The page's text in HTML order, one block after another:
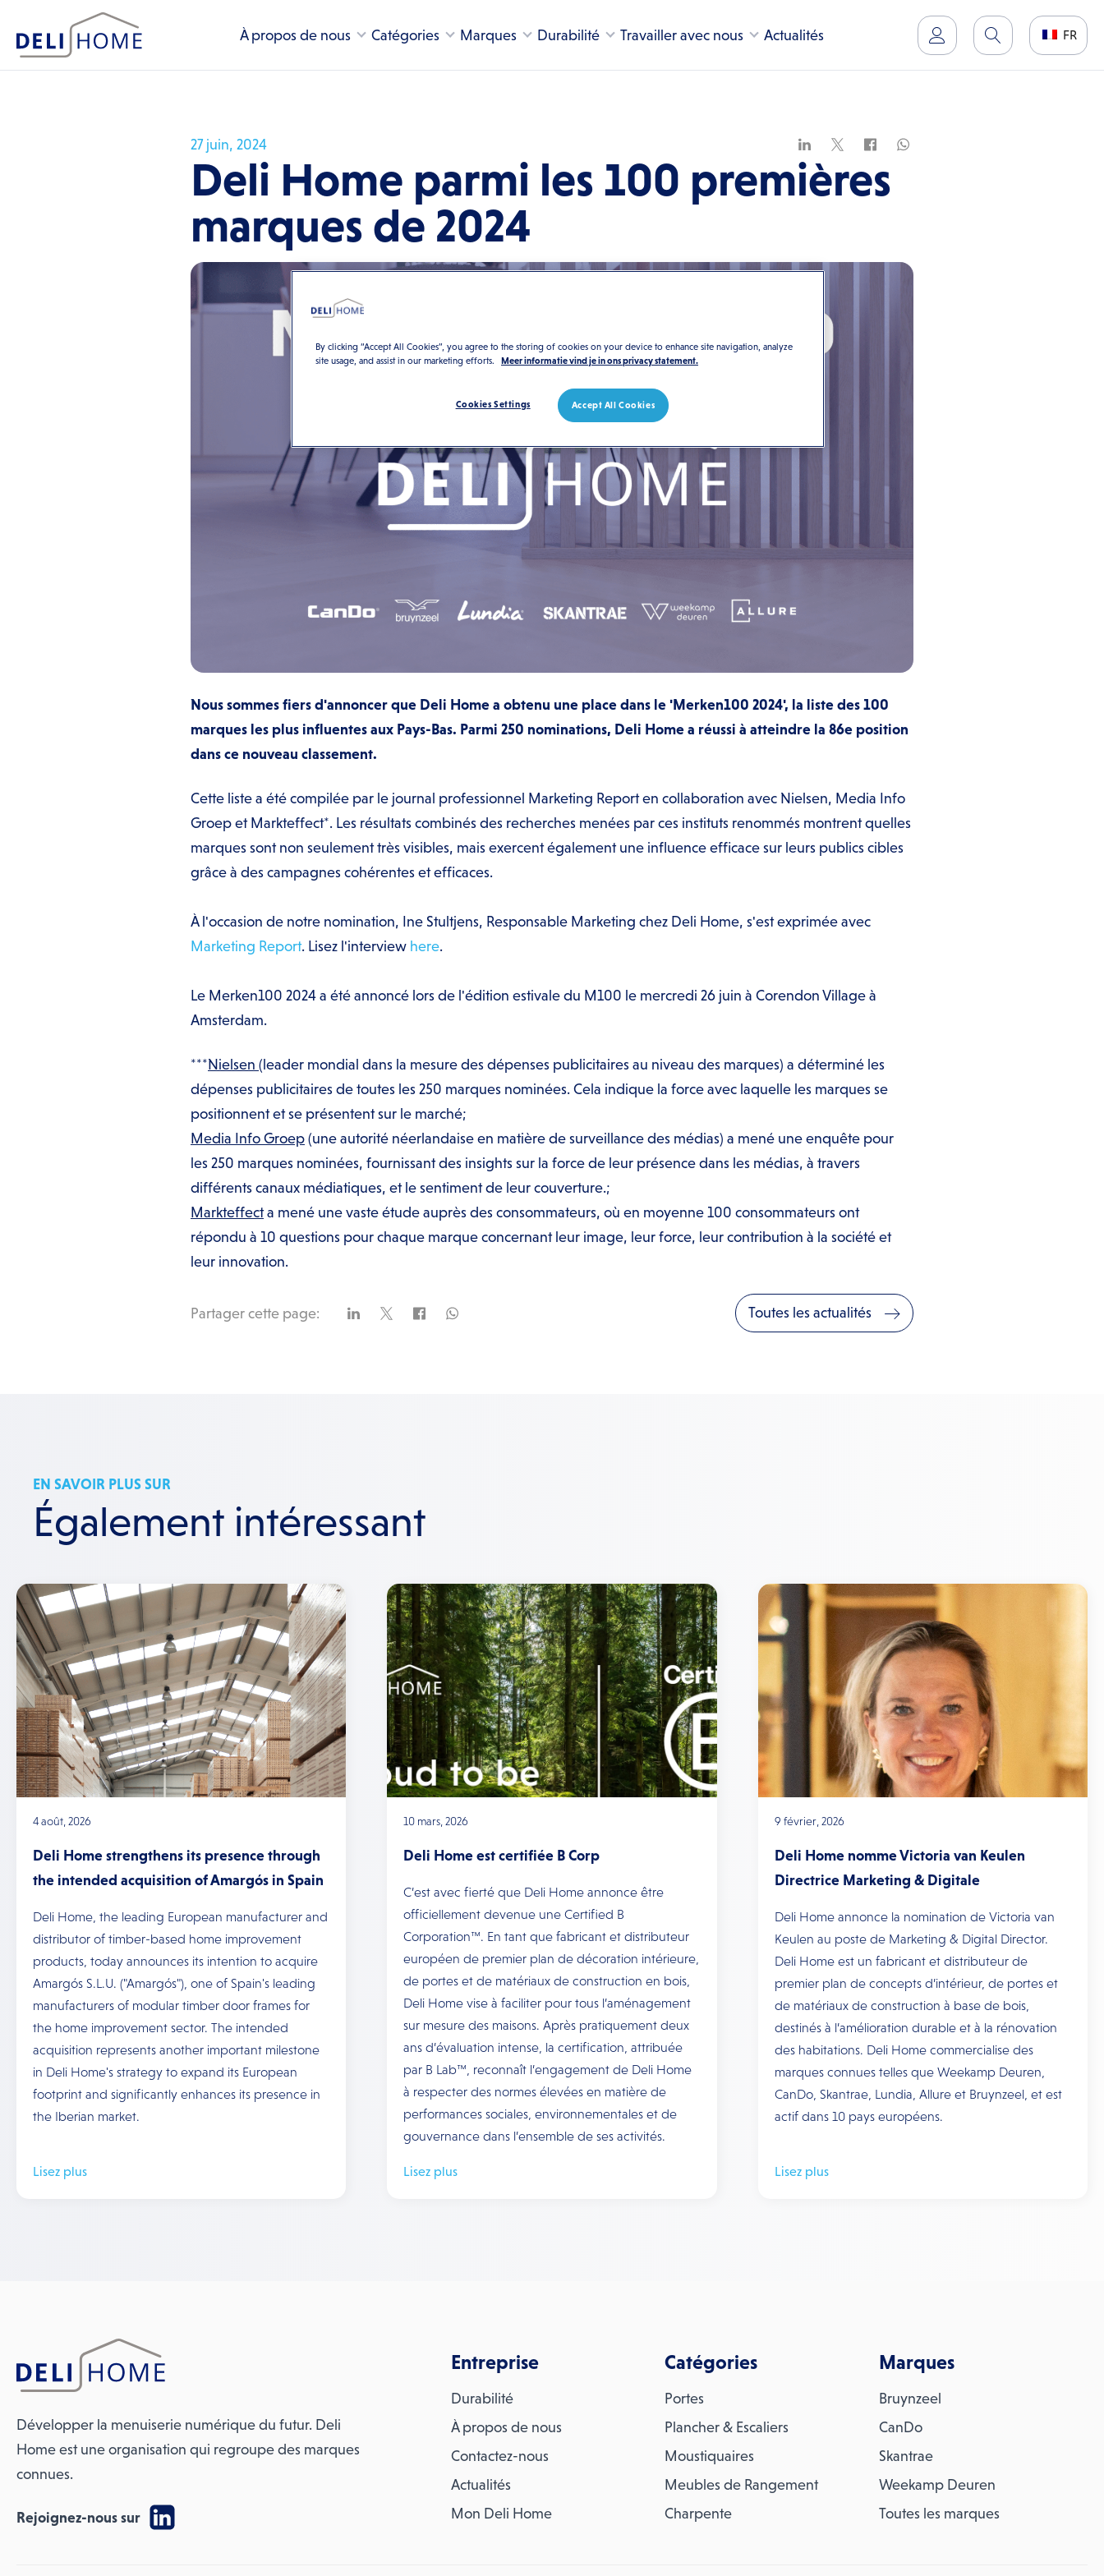
À propos de nous Catégories Marques Durabilité Travailler avec nous Actualités FR
27 juin, 2024
Deli Home parmi les 100 premières
marques de 2024
Nous sommes fiers d'annoncer que Deli Home a obtenu une place dans le 'Merken100 2024', la liste des 100
marques les plus influentes aux Pays-Bas. Parmi 250 nominations, Deli Home a réussi à atteindre la 86e position
dans ce nouveau classement.
Cette liste a été compilée par le journal professionnel Marketing Report en collaboration avec Nielsen, Media Info
Groep et Markteffect*. Les résultats combinés des recherches menées par ces instituts renommés montrent quelles
marques sont non seulement très visibles, mais exercent également une influence efficace sur leurs publics cibles
grâce à des campagnes cohérentes et efficaces.
À l'occasion de notre nomination, Ine Stultjens, Responsable Marketing chez Deli Home, s'est exprimée avec
Marketing Report. Lisez l'interview here.
Le Merken100 2024 a été annoncé lors de l'édition estivale du M100 le mercredi 26 juin à Corendon Village à
Amsterdam.
***Nielsen (leader mondial dans la mesure des dépenses publicitaires au niveau des marques) a déterminé les
dépenses publicitaires de toutes les 250 marques nominées. Cela indique la force avec laquelle les marques se
positionnent et se présentent sur le marché;
Media Info Groep (une autorité néerlandaise en matière de surveillance des médias) a mené une enquête pour
les 250 marques nominées, fournissant des insights sur la force de leur présence dans les médias, à travers
différents canaux médiatiques, et le sentiment de leur couverture.;
Markteffecta mené une vaste étude auprès des consommateurs, où en moyenne 100 consommateurs ont
répondu à 10 questions pour chaque marque concernant leur image, leur force, leur contribution à la société et
leur innovation.
Partager cette page: Toutes les actualités
EN SAVOIR PLUS SUR
Également intéressant
4 août, 2026
Deli Home strengthens its presence through
the intended acquisition of Amargós in Spain
Deli Home, the leading European manufacturer and
distributor of timber-based home improvement
products, today announces its intention to acquire
Amargós S.L.U. ("Amargós"), one of Spain's leading
manufacturers of modular timber door frames for
the home improvement sector. The intended
acquisition represents another important milestone
in Deli Home's strategy to expand its European
footprint and significantly enhances its presence in
the Iberian market.
Lisez plus
10 mars, 2026
Deli Home est certifiée B Corp
C’est avec fierté que Deli Home annonce être
officiellement devenue une Certified B
Corporation™. En tant que fabricant et distributeur
européen de premier plan de décoration intérieure,
de portes et de matériaux de construction en bois,
Deli Home vise à faciliter pour tous l’aménagement
sur mesure des maisons. Après pratiquement deux
ans d’évaluation intense, la certification, attribuée
par B Lab™, reconnaît l’engagement de Deli Home
à respecter des normes élevées en matière de
performances sociales, environnementales et de
gouvernance dans l’ensemble de ses activités.
Lisez plus
9 février, 2026
Deli Home nomme Victoria van Keulen
Directrice Marketing & Digitale
Deli Home annonce la nomination de Victoria van
Keulen au poste de Marketing & Digital Director.
Deli Home est un fabricant et distributeur de
premier plan de concepts d’intérieur, de portes et
de matériaux de construction à base de bois,
destinés à l’amélioration durable et à la rénovation
des habitations. Deli Home commercialise des
marques connues telles que Weekamp Deuren,
CanDo, Skantrae, Lundia, Allure et Bruynzeel, et est
actif dans 10 pays européens.
Lisez plus
Développer la menuiserie numérique du futur. Deli
Home est une organisation qui regroupe des marques
connues.
Rejoignez-nous sur
Entreprise
Durabilité
À propos de nous
Contactez-nous
Actualités
Mon Deli Home
Catégories
Portes
Plancher & Escaliers
Moustiquaires
Meubles de Rangement
Charpente
Marques
Bruynzeel
CanDo
Skantrae
Weekamp Deuren
Toutes les marques
By clicking “Accept All Cookies”, you agree to the storing of cookies on your device to enhance site navigation, analyze
site usage, and assist in our marketing efforts.
Meer informatie vind je in ons privacy statement.
Accept All Cookies
Cookies Settings